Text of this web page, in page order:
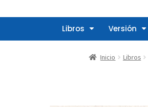
Libros Versión
Inicio Libros